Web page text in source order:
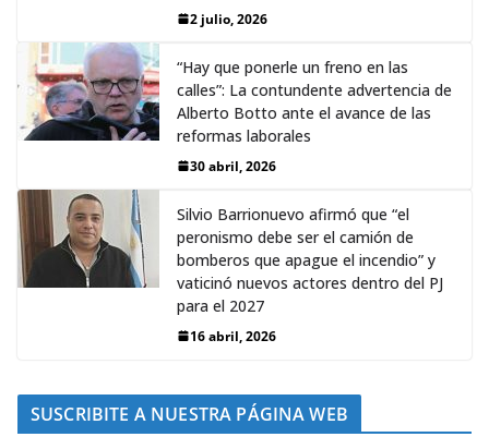
2 julio, 2026
“Hay que ponerle un freno en las
calles”: La contundente advertencia de
Alberto Botto ante el avance de las
reformas laborales
30 abril, 2026
Silvio Barrionuevo afirmó que “el
peronismo debe ser el camión de
bomberos que apague el incendio” y
vaticinó nuevos actores dentro del PJ
para el 2027
16 abril, 2026
SUSCRIBITE A NUESTRA PÁGINA WEB